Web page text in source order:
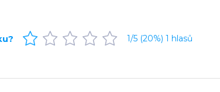
1/5 (20%) 1 hlasů